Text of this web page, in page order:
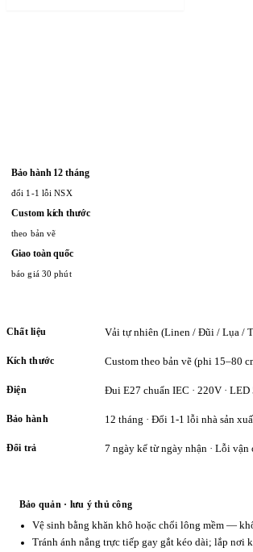
Bảo hành 12 tháng
đổi 1-1 lỗi NSX
Custom kích thước
theo bản vẽ
Giao toàn quốc
báo giá 30 phút
Chất liệu Vải tự nhiên (Linen / Đũi / Lụa /
Kích thước Custom theo bản vẽ (phi 15–80
Điện Đui E27 chuẩn IEC · 220V ·
Bảo hành 12 tháng · Đổi 1-1 lỗi nhà sản
Đổi trả 7 ngày kể từ ngày nhận · Lỗi vận
Bảo quản · lưu ý thủ công
Vệ sinh bằng khăn khô hoặc chổi lông mềm —
Tránh ánh nắng trực tiếp gay gắt kéo dài; lắp nơi